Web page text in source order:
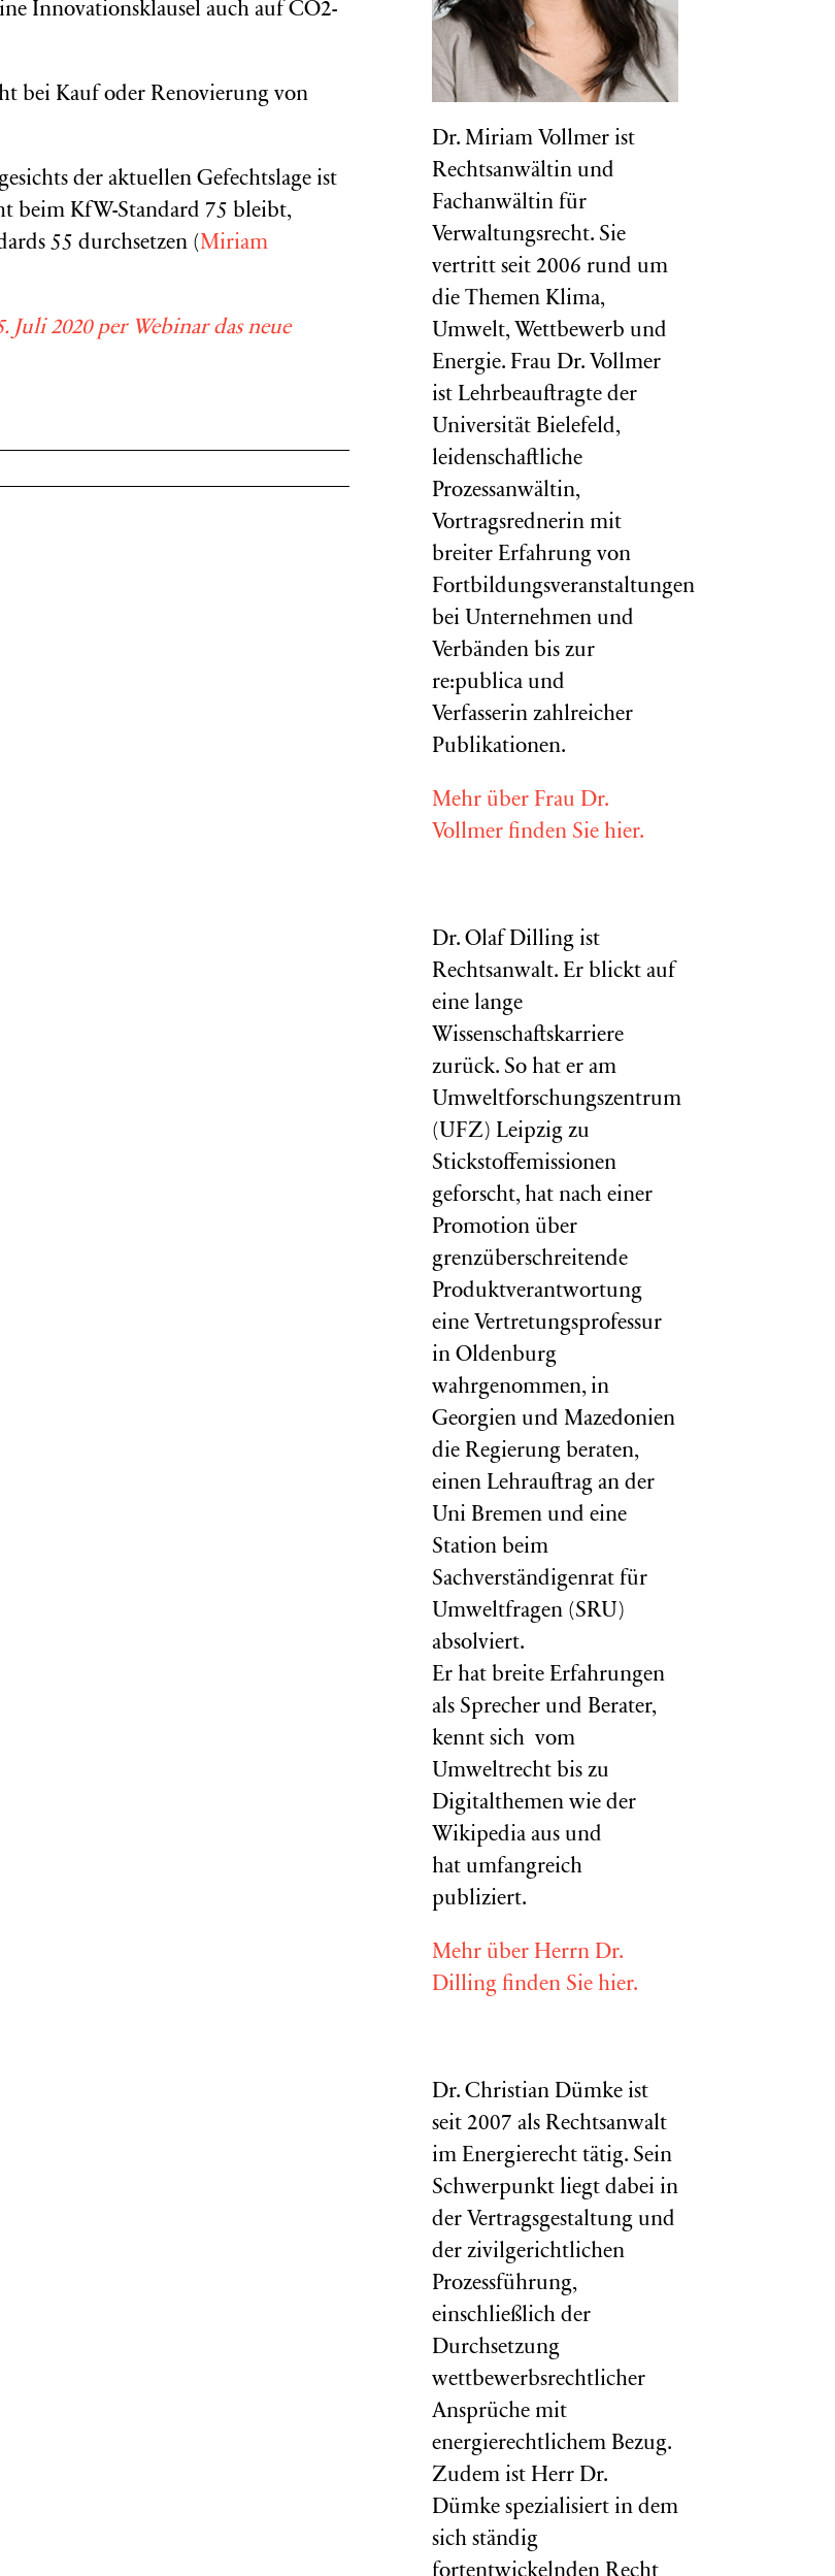
Innovationsklausel auch auf CO2-
bei Kauf oder Renovierung von
der aktuellen Gefechtslage ist
beim KfW-Standard 75 bleibt,
55 durchsetzen (Miriam
Juli 2020 per Webinar das neue
Dr. Miriam Vollmer ist
Rechtsanwältin und
Fachanwältin für
Verwaltungsrecht. Sie
vertritt seit 2006 rund um
die Themen Klima,
Umwelt, Wettbewerb und
Energie. Frau Dr. Vollmer
ist Lehrbeauftragte der
Universität Bielefeld,
leidenschaftliche
Prozessanwältin,
Vortragsrednerin mit
breiter Erfahrung von
Fortbildungsveranstaltungen
bei Unternehmen und
Verbänden bis zur
re:publica und
Verfasserin zahlreicher
Publikationen.
Mehr über Frau Dr.
Vollmer finden Sie hier.
Dr. Olaf Dilling ist
Rechtsanwalt. Er blickt auf
eine lange
Wissenschaftskarriere
zurück. So hat er am
Umweltforschungszentrum
(UFZ) Leipzig zu
Stickstoffemissionen
geforscht, hat nach einer
Promotion über
grenzüberschreitende
Produktverantwortung
eine Vertretungsprofessur
in Oldenburg
wahrgenommen, in
Georgien und Mazedonien
die Regierung beraten,
einen Lehrauftrag an der
Uni Bremen und eine
Station beim
Sachverständigenrat für
Umweltfragen (SRU )
absolviert.
Er hat breite Erfahrungen
als Sprecher und Berater,
kennt sich vom
Umweltrecht bis zu
Digitalthemen wie der
Wikipedia aus und
hat umfangreich
publiziert.
Mehr über Herrn Dr.
Dilling finden Sie hier.
Dr. Christian Dümke ist
seit 2007 als Rechtsanwalt
im Energierecht tätig. Sein
Schwerpunkt liegt dabei in
der Vertragsgestaltung und
der zivilgerichtlichen
Prozessführung,
einschließlich der
Durchsetzung
wettbewerbsrechtlicher
Ansprüche mit
energierechtlichem Bezug.
Zudem ist Herr Dr.
Dümke spezialisiert in dem
sich ständig